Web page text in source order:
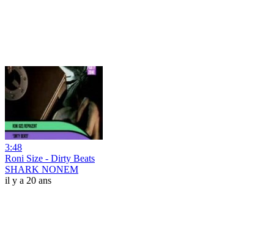
3:48
Roni Size - Dirty Beats
SHARK NONEM
il y a 20 ans